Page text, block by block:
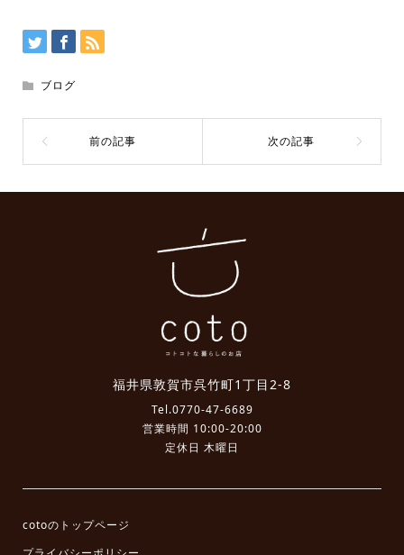
ブログ
福井県敦賀市呉竹町1丁目2-8
Tel.0770-47-6689
営業時間 10:00-20:00
定休日 木曜日
cotoのトップページ